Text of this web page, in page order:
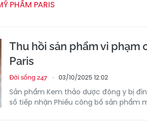
PHẨM PARIS
Thu hồi sản phẩm vi phạm
Paris
Đời sống 247 03/10/2025 12:02
Sản phẩm Kem thảo dược đông y bị
số tiếp nhận Phiếu công bố sản phẩm